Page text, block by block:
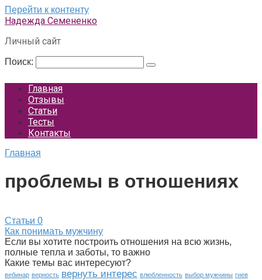
Перейти к контенту
Надежда Семененко
Личный сайт
Поиск:
Главная
Отзывы
Статьи
Тесты
Контакты
Главная
проблемы в отношениях
Статьи 0
Как понимать мужчину
Если вы хотите построить отношения на всю жизнь,
полные тепла и заботы, то важно
Какие темы вас интересуют?
вебинар верность вернуть интерес влюбленность выбор мужчины гнев